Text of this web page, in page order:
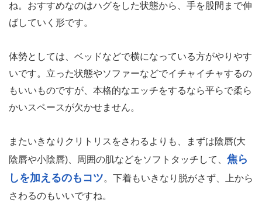
ね。おすすめなのはハグをした状態から、手を股間まで伸
ばしていく形です。
体勢としては、ベッドなどで横になっている方がやりやす
いです。立った状態やソファーなどでイチャイチャするの
もいいものですが、本格的なエッチをするなら平らで柔ら
かいスペースが欠かせません。
またいきなりクリトリスをさわるよりも、まずは陰唇(大
陰唇や小陰唇)、周囲の肌などをソフトタッチして、 焦ら
しを加えるのもコツ。下着もいきなり脱がさず、上から
さわるのもいいですね。